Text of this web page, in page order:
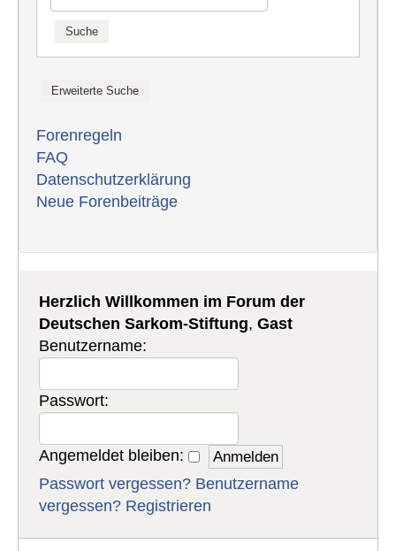
Forenregeln
FAQ
Datenschutzerklärung
Neue Forenbeiträge
Herzlich Willkommen im Forum der
Deutschen Sarkom-Stiftung,Gast
Benutzername:
Passwort:
Angemeldet bleiben:
Passwort vergessen? Benutzername
vergessen? Registrieren